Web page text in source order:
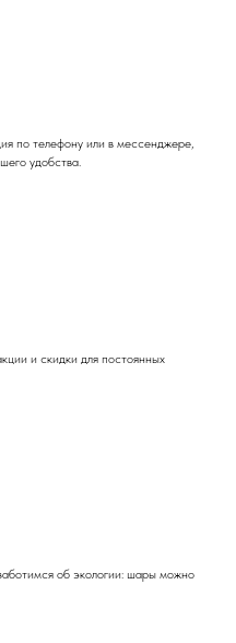
по телефону или в мессенджере,
удобства.
и скидки для постоянных
об экологии: шары можно